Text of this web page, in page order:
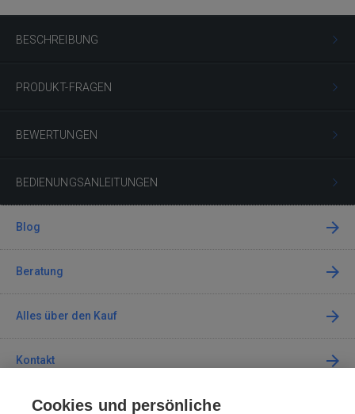
BESCHREIBUNG
PRODUKT-FRAGEN
BEWERTUNGEN
BEDIENUNGSANLEITUNGEN
Blog
Beratung
Alles über den Kauf
Kontakt
Cookies und persönliche